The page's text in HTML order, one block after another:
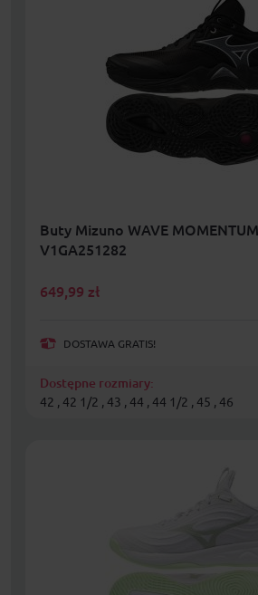
Buty Mizuno WAVE
V1GA251282
649,99 zł
DOSTAWA GRATIS!
Dostępne rozmiary:
42 , 42 1/2 , 43 , 44 , 44 1/2 , 45 , 46